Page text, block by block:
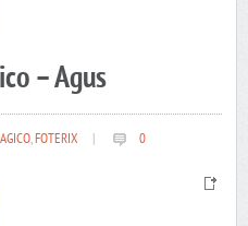
– Agus
,FOTERIX 0